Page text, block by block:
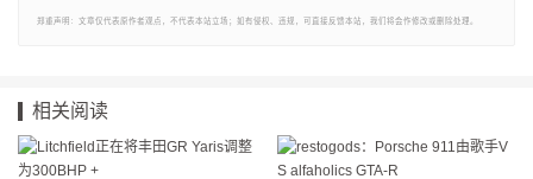
郑重声明：文章仅代表原作者观点，不代表本站立场；如有侵权、违规，可直接反馈本站，我们将会作修改或删除处理。
相关阅读